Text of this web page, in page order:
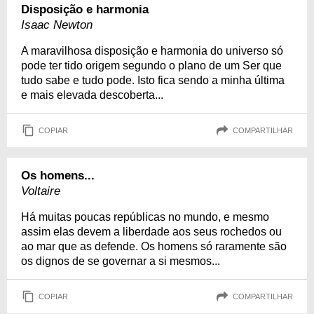
Disposição e harmonia
Isaac Newton
A maravilhosa disposição e harmonia do universo só
pode ter tido origem segundo o plano de um Ser que
tudo sabe e tudo pode. Isto fica sendo a minha última
e mais elevada descoberta...
COPIAR COMPARTILHAR
Os homens...
Voltaire
Há muitas poucas repúblicas no mundo, e mesmo
assim elas devem a liberdade aos seus rochedos ou
ao mar que as defende. Os homens só raramente são
os dignos de se governar a si mesmos...
COPIAR COMPARTILHAR